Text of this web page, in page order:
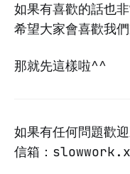
如果有喜歡的話也
希望大家會喜歡我
那就先這樣啦^^
如果有任何問題歡
信箱：